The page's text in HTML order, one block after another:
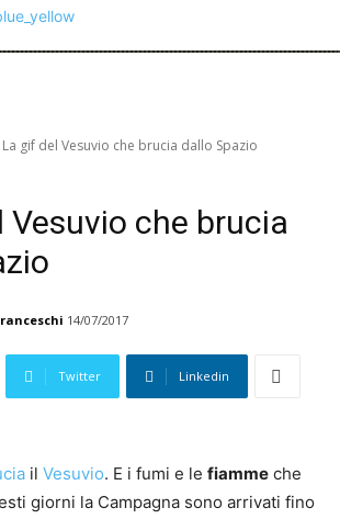
La gif del Vesuvio che brucia dallo Spazio
Vesuvio che brucia
14/07/2017
Twitter Linkedin
il Vesuvio. E i fumi e le fiamme che
giorni la Campagna sono arrivati fino